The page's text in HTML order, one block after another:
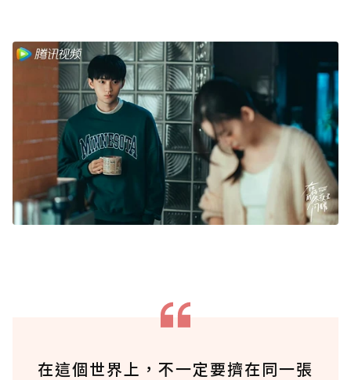
在這個世界上，不一定要擠在同一張